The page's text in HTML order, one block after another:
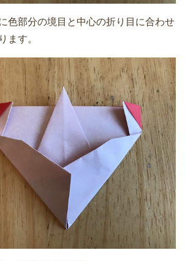
色部分の境目と中心の折り目に合わせ
ます。